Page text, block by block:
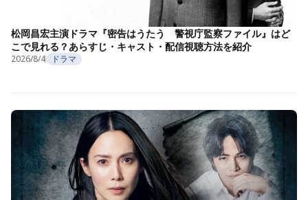
松岡昌宏主演ドラマ『密告はうたう 警視庁監察ファイル』はど
こで見れる？あらすじ・キャスト・配信視聴方法を紹介
2026/8/4 ドラマ